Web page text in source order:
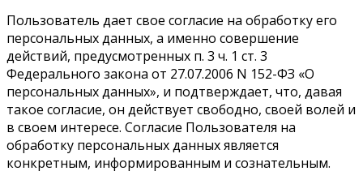
Пользователь дает свое согласие на обработку его
персональных данных, а именно совершение
действий, предусмотренных п. 3 ч. 1 ст. 3
Федерального закона от 27.07.2006 N 152-ФЗ «О
персональных данных», и подтверждает, что, давая
такое согласие, он действует свободно, своей волей и
в своем интересе. Согласие Пользователя на
обработку персональных данных является
конкретным, информированным и сознательным.